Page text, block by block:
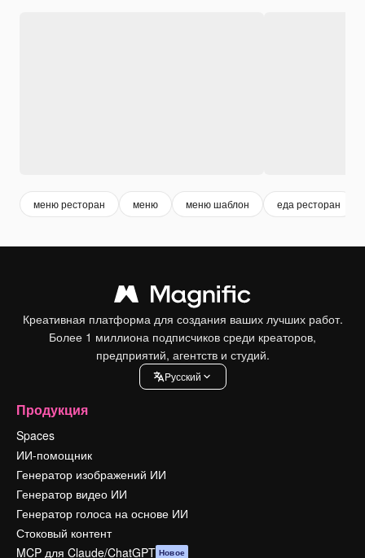
меню ресторан меню меню шаблон еда ресторан
Креативная платформа для создания ваших лучших работ.
Более 1 миллиона подписчиков среди креаторов,
предприятий, агентств и студий.
Pусский
Продукция
Spaces
ИИ-помощник
Генератор изображений ИИ
Генератор видео ИИ
Генератор голоса на основе ИИ
Стоковый контент
MCP для Claude/ChatGPT Новое